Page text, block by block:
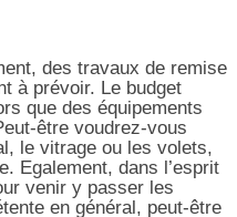
des travaux de remise
à prévoir. Le budget
que des équipements
être voudrez-vous
le vitrage ou les volets,
Egalement, dans l’esprit
venir y passer les
en général, peut-être